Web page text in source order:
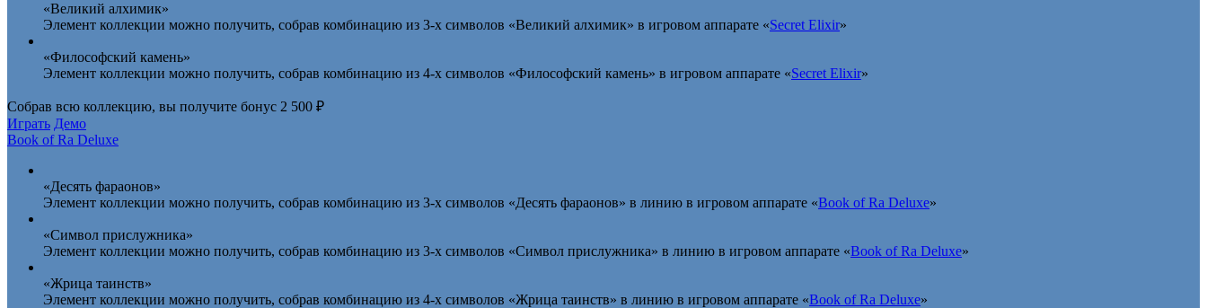
«Великий алхимик»
Элемент коллекции можно получить, собрав комбинацию из 3-х символов «Великий алхимик» в игровом аппарате «Secret Elixir»
«Философский камень»
Элемент коллекции можно получить, собрав комбинацию из 4-х символов «Философский камень» в игровом аппарате «Secret Elixir»
Собрав всю коллекцию, вы получите бонус 2 500 ₽
Играть Демо
Book of Ra Deluxe
«Десять фараонов»
Элемент коллекции можно получить, собрав комбинацию из 3-х символов «Десять фараонов» в линию в игровом аппарате «Book of Ra Deluxe»
«Символ прислужника»
Элемент коллекции можно получить, собрав комбинацию из 3-х символов «Символ прислужника» в линию в игровом аппарате «Book of Ra Deluxe»
«Жрица таинств»
Элемент коллекции можно получить, собрав комбинацию из 4-х символов «Жрица таинств» в линию в игровом аппарате «Book of Ra Deluxe»